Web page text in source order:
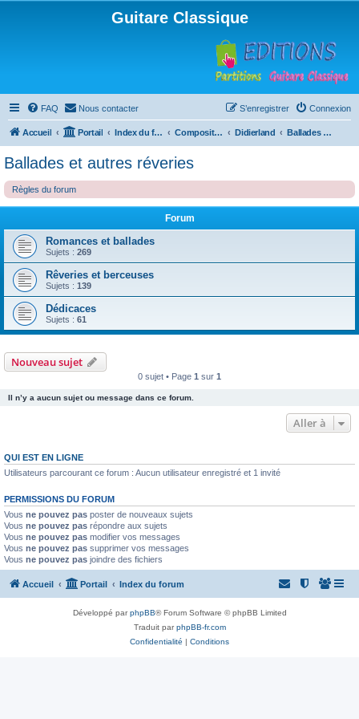
Guitare Classique
FAQ Nous contacter Connexion
S’enregistrer
Accueil Portail Index du forum Compositions Didierland Ballades et autres réveries
Ballades et autres réveries
Règles du forum
Forum
Romances et ballades
Sujets : 269
Rêveries et berceuses
Sujets : 139
Dédicaces
Sujets : 61
Nouveau sujet
0 sujet • Page 1 sur 1
Il n’y a aucun sujet ou message dans ce forum.
Aller à
QUI EST EN LIGNE
Utilisateurs parcourant ce forum : Aucun utilisateur enregistré et 1 invité
PERMISSIONS DU FORUM
Vous ne pouvez pas poster de nouveaux sujets
Vous ne pouvez pas répondre aux sujets
Vous ne pouvez pas modifier vos messages
Vous ne pouvez pas supprimer vos messages
Vous ne pouvez pas joindre des fichiers
Accueil Portail Index du forum
Développé parphpBB® Forum Software © phpBB Limited
Traduit parphpBB-fr.com
Confidentialité | Conditions